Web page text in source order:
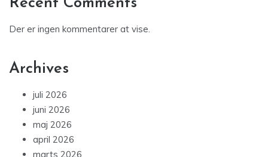
Recent Comments
Der er ingen kommentarer at vise.
Archives
juli 2026
juni 2026
maj 2026
april 2026
marts 2026